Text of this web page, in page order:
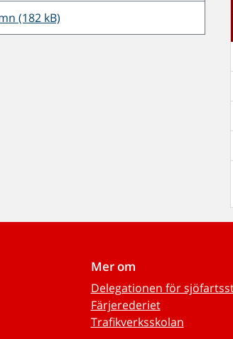
(182 kB)
Mer om
Delegationen för
Färjerederiet
Trafikverksskolan